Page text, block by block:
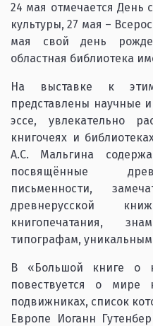
24 мая отмечается День
культуры, 27 мая –
мая свой день
областная библиотека
На выставке к
представлены научные
эссе, увлекательно
книгочеях и
А.С. Мальгина
посвящённые
письменности,
древнерусской
книгопечатания,
типографам,
В «Большой книге о
повествуется о мире
подвижниках, список
Европе Иоганн